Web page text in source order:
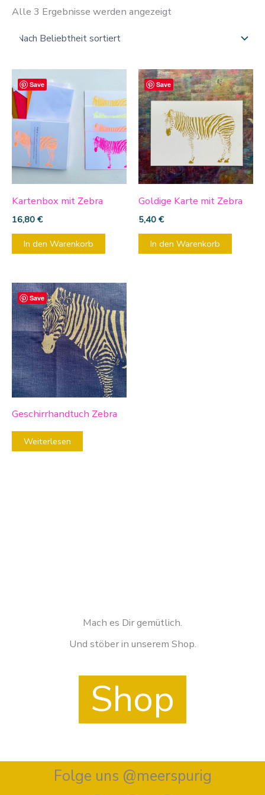
Alle 3 Ergebnisse werden angezeigt
Save
Kartenbox mit Zebra
16,80 €
In den Warenkorb
Save
Goldige Karte mit Zebra
5,40 €
In den Warenkorb
Save
Geschirrhandtuch Zebra
Weiterlesen
Mach es Dir gemütlich.
Und stöber in unserem Shop.
Shop
Folge uns @meerspurig